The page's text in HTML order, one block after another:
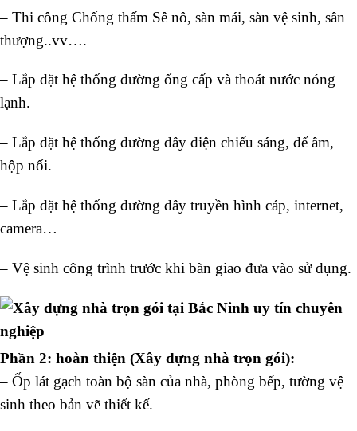
– Thi công Chống thấm Sê nô, sàn mái, sàn vệ sinh, sân
thượng..vv….
– Lắp đặt hệ thống đường ống cấp và thoát nước nóng
lạnh.
– Lắp đặt hệ thống đường dây điện chiếu sáng, đế âm,
hộp nối.
– Lắp đặt hệ thống đường dây truyền hình cáp, internet,
camera…
– Vệ sinh công trình trước khi bàn giao đưa vào sử dụng.
Phần 2: hoàn thiện (Xây dựng nhà trọn gói):
– Ốp lát gạch toàn bộ sàn của nhà, phòng bếp, tường vệ
sinh theo bản vẽ thiết kế.